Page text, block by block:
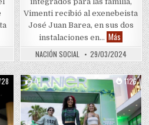
escena ballet Romeo y Julieta
Vimenti recibió al exenebeista
José Juan Barea, en sus dos
instalaciones en… Más
NACIÓN SOCIAL 29/03/2024
0 1126
Posted in